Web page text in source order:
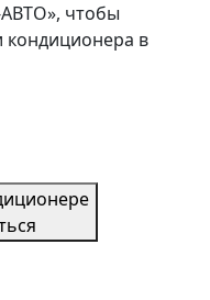
АВТО», чтобы
кондиционера в